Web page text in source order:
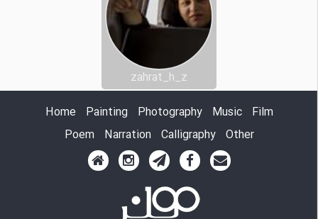
zahrat_h_z
Home
Painting Photography Music
Film
Poem
Narration Calligraphy Other